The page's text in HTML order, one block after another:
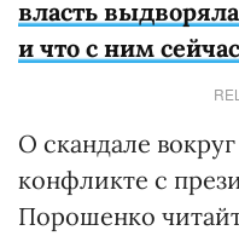
власть
и что с ним сейчас
О скандале
конфликте с
Порошенко